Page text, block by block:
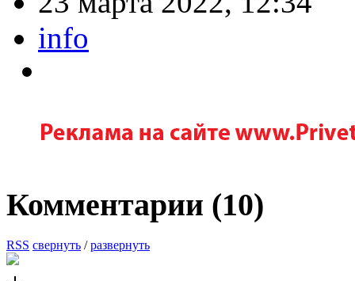
info
Комментарии (10)
RSS свернуть /развернуть